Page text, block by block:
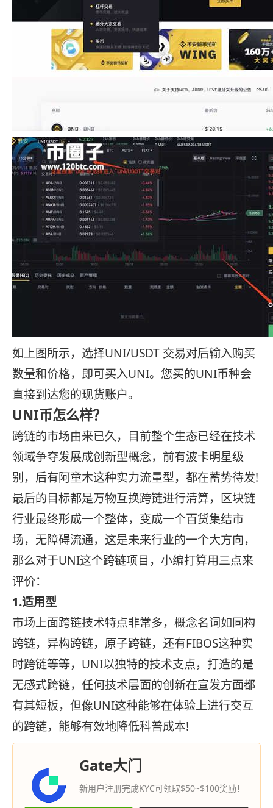
如上图所示，选择UNI/USDT 交易对后输入购买
数量和价格，即可买入UNI。您买的UNI币种会
直接到达您的现货账户。
UNI币怎么样？
跨链的市场由来已久，目前整个生态已经在技术
领域争夺发展成创新型概念，前有波卡明星级
别，后有阿童木这种实力流量型，都在蓄势待发!
最后的目标都是万物互换跨链进行清算，区块链
行业最终形成一个整体，变成一个百货集结市
场，无障碍流通，这是未来行业的一个大方向，
那么对于UNI这个跨链项目，小编打算用三点来
评价：
1.适用型
市场上面跨链技术特点非常多，概念名词如同构
跨链，异构跨链，原子跨链，还有FIBOS这种实
时跨链等等，UNI以独特的技术支点，打造的是
无感式跨链，任何技术层面的创新在宣发方面都
有其短板，但像UNI这种能够在体验上进行交互
的跨链，能够有效地降低科普成本!
Gate大门
新用户注册完成KYC可领取$50~$100奖励！